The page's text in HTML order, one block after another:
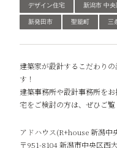
デザイン住宅 新潟市 中央
新発田市 聖籠町 三
建築家が設計するこだわり
す！
建築事務所や設計事務所を
宅をご検討の方は、ぜひご覧
アドハウス(R+house 新潟中
〒951-8104 新潟市中央区西